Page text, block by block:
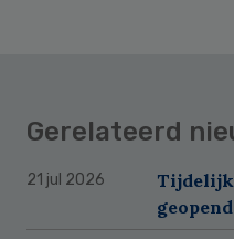
Gerelateerd
21 jul 2026
Tijdelijk